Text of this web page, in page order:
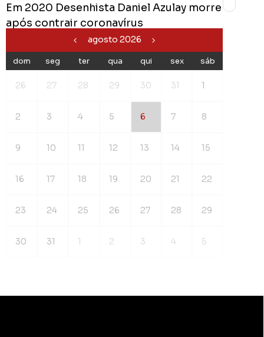
Em 2020 Desenhista Daniel Azulay morre
após contrair coronavírus
agosto 2026
dom seg ter qua qui sex sáb
26 27 28 29 30 31 1
2 3 4 5 6 7 8
9 10 11 12 13 14 15
16 17 18 19 20 21 22
23 24 25 26 27 28 29
30 31 1 2 3 4 5